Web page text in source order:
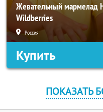
Жевательный мармелад
Wildberries
Россия
Купить
ПОКАЗАТЬ